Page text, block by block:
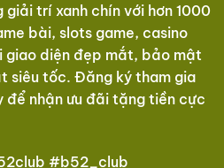
trí xanh chín với hơn 1000
bài, slots game, casino
giao diện đẹp mắt, bảo mật
siêu tốc. Đăng ký tham gia
để nhận ưu đãi tặng tiền cực
#b52_club